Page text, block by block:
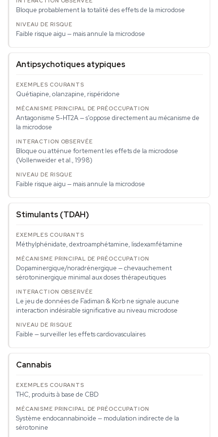
Bloque probablement la totalité des effets de la microdose
Faible risque aigu — mais annule la microdose
Antipsychotiques atypiques
Quétiapine, olanzapine, rispéridone
Antagonisme 5-HT2A — s'oppose directement au mécanisme de
la microdose
Bloque ou atténue fortement les effets de la microdose
(Vollenweider et al., 1998)
Faible risque aigu — mais annule la microdose
Stimulants (TDAH)
Méthylphénidate, dextroamphétamine, lisdexamfétamine
Dopaminergique/noradrénergique — chevauchement
sérotoninergique minimal aux doses thérapeutiques
Le jeu de données de Fadiman & Korb ne signale aucune
interaction indésirable significative au niveau microdose
Faible — surveiller les effets cardiovasculaires
Cannabis
THC, produits à base de CBD
Système endocannabinoïde — modulation indirecte de la
sérotonine